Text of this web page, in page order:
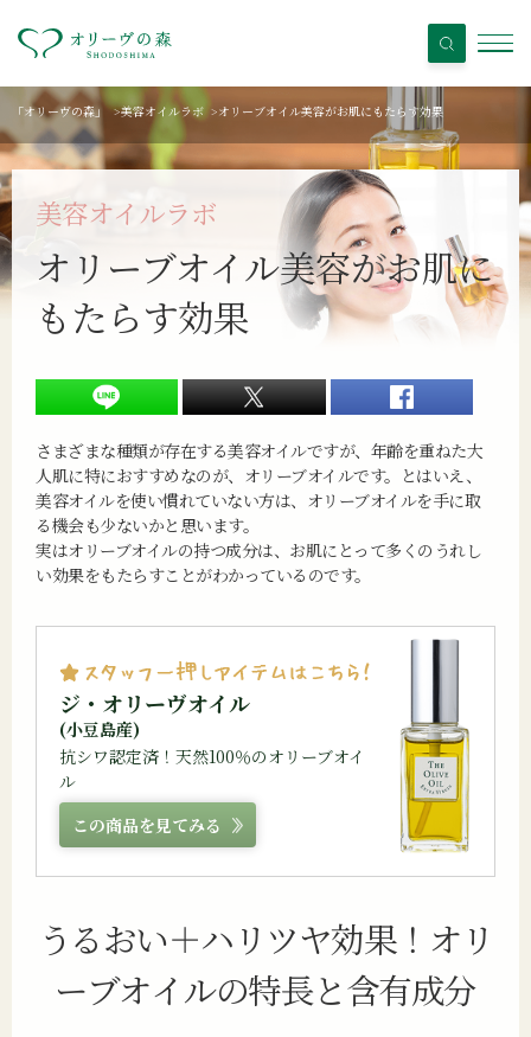
「オリーヴの森」>美容オイルラボ >オリーブオイル美容がお肌にもたらす効果
美容オイルラボ
オリーブオイル美容がお肌に
もたらす効果
さまざまな種類が存在する美容オイルですが、年齢を重ねた大
人肌に特におすすめなのが、オリーブオイルです。とはいえ、
美容オイルを使い慣れていない方は、オリーブオイルを手に取
る機会も少ないかと思います。
実はオリーブオイルの持つ成分は、お肌にとって多くのうれし
い効果をもたらすことがわかっているのです。
ジ・オリーヴオイル
(小豆島産)
抗シワ認定済！天然100％のオリーブオイ
ル
この商品を見てみる
うるおい＋ハリツヤ効果！ オリ
ーブオイルの特長と含有成分